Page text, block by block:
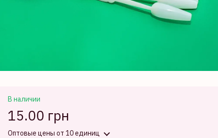
В наличии
15.00 грн
Оптовые цены от 10 единиц